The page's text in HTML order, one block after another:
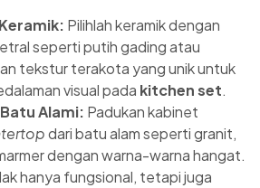
Pilihlah keramik dengan
seperti putih gading atau
tekstur terakota yang unik untuk
visual pada kitchen set.
Batu Alami: Padukan kabinet
dari batu alam seperti granit,
dengan warna-warna hangat.
hanya fungsional, tetapi juga